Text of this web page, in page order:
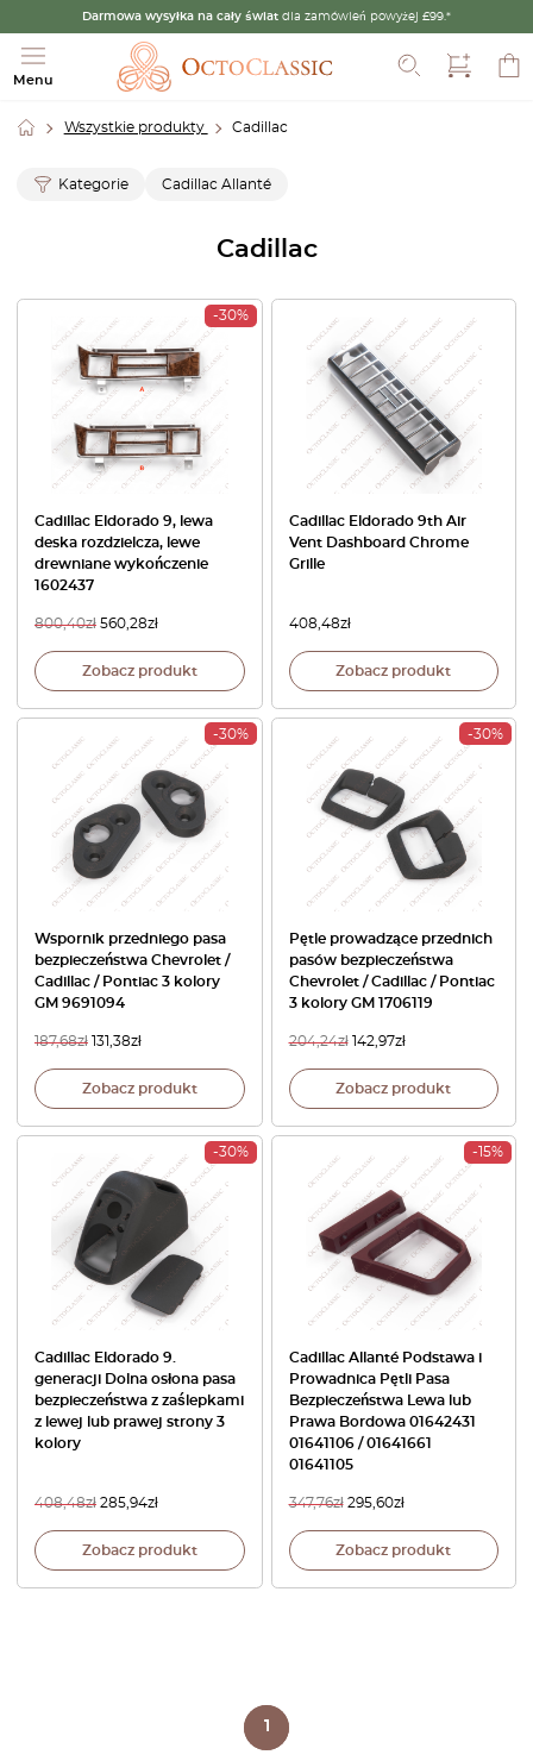
Darmowa wysyłka na cały świat dla zamówień powyżej £99.*
Menu
Szukaj
Wszystkie produkty Cadillac
Kategorie Cadillac Allanté
Cadillac
-30%
Cadillac Eldorado 9, lewa
deska rozdzielcza, lewe
drewniane wykończenie
1602437
800,40zł 560,28zł
Zobacz produkt
Cadillac Eldorado 9th Air
Vent Dashboard Chrome
Grille
408,48zł
Zobacz produkt
-30%
Wspornik przedniego pasa
bezpieczeństwa Chevrolet /
Cadillac / Pontiac 3 kolory
GM 9691094
187,68zł 131,38zł
Zobacz produkt
-30%
Pętle prowadzące przednich
pasów bezpieczeństwa
Chevrolet / Cadillac / Pontiac
3 kolory GM 1706119
204,24zł 142,97zł
Zobacz produkt
-30%
Cadillac Eldorado 9.
generacji Dolna osłona pasa
bezpieczeństwa z zaślepkami
z lewej lub prawej strony 3
kolory
408,48zł 285,94zł
Zobacz produkt
-15%
Cadillac Allanté Podstawa i
Prowadnica Pętli Pasa
Bezpieczeństwa Lewa lub
Prawa Bordowa 01642431
01641106 / 01641661
01641105
347,76zł 295,60zł
Zobacz produkt
1